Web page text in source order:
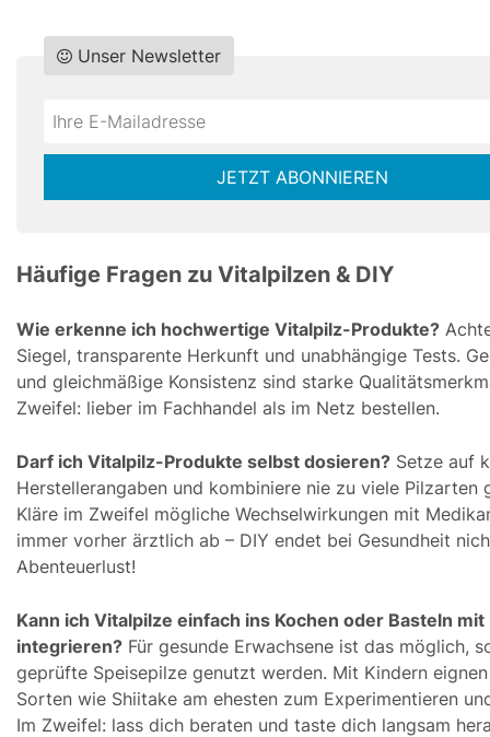
Do
Unser Newsletter
*Ihre
JETZT ABONNIEREN
Häufige Fragen zu Vitalpilzen & DIY
Wie erkenne ich hochwertige Vitalpilz-Produkte?
Siegel, transparente Herkunft und unabhängige Tests.
und gleichmäßige Konsistenz sind starke
Zweifel: lieber im Fachhandel als im Netz bestellen.
Darf ich Vitalpilz-Produkte selbst dosieren? Setze auf
Herstellerangaben und kombiniere nie zu viele Pilzarten
Kläre im Zweifel mögliche Wechselwirkungen mit
immer vorher ärztlich ab – DIY endet bei Gesundheit
Abenteuerlust!
Kann ich Vitalpilze einfach ins Kochen oder Basteln
integrieren? Für gesunde Erwachsene ist das möglich,
geprüfte Speisepilze genutzt werden. Mit Kindern
Sorten wie Shiitake am ehesten zum Experimentieren
Im Zweifel: lass dich beraten und taste dich langsam